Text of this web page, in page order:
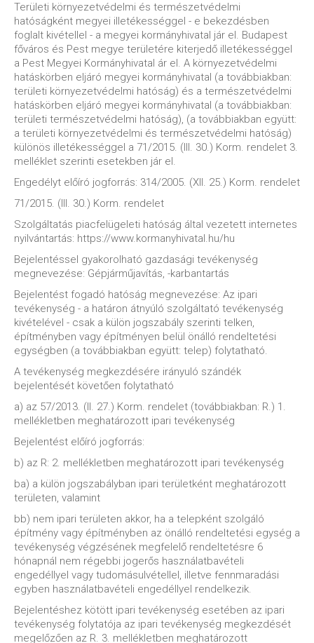
Területi környezetvédelmi és természetvédelmi
hatóságként megyei illetékességgel - e bekezdésben
foglalt kivétellel - a megyei kormányhivatal jár el. Budapest
főváros és Pest megye területére kiterjedő illetékességgel
a Pest Megyei Kormányhivatal ár el. A környezetvédelmi
hatáskörben eljáró megyei kormányhivatal (a továbbiakban:
területi környezetvédelmi hatóság) és a természetvédelmi
hatáskörben eljáró megyei kormányhivatal (a továbbiakban:
területi természetvédelmi hatóság), (a továbbiakban együtt:
a területi környezetvédelmi és természetvédelmi hatóság)
különös illetékességgel a 71/2015. (III. 30.) Korm. rendelet 3.
melléklet szerinti esetekben jár el.
Engedélyt előíró jogforrás: 314/2005. (XII. 25.) Korm. rendelet
71/2015. (III. 30.) Korm. rendelet
Szolgáltatás piacfelügeleti hatóság által vezetett internetes
nyilvántartás: https://www.kormanyhivatal.hu/hu
Bejelentéssel gyakorolható gazdasági tevékenység
megnevezése: Gépjárműjavítás, -karbantartás
Bejelentést fogadó hatóság megnevezése: Az ipari
tevékenység - a határon átnyúló szolgáltató tevékenység
kivételével - csak a külön jogszabály szerinti telken,
építményben vagy építményen belül önálló rendeltetési
egységben (a továbbiakban együtt: telep) folytatható.
A tevékenység megkezdésére irányuló szándék
bejelentését követően folytatható
a) az 57/2013. (II. 27.) Korm. rendelet (továbbiakban: R.) 1.
mellékletben meghatározott ipari tevékenység
Bejelentést előíró jogforrás:
b) az R: 2. mellékletben meghatározott ipari tevékenység
ba) a külön jogszabályban ipari területként meghatározott
területen, valamint
bb) nem ipari területen akkor, ha a telepként szolgáló
építmény vagy építményben az önálló rendeltetési egység a
tevékenység végzésének megfelelő rendeltetésre 6
hónapnál nem régebbi jogerős használatbavételi
engedéllyel vagy tudomásulvétellel, illetve fennmaradási
egyben használatbavételi engedéllyel rendelkezik.
Bejelentéshez kötött ipari tevékenység esetében az ipari
tevékenység folytatója az ipari tevékenység megkezdését
megelőzően az R. 3. mellékletben meghatározott